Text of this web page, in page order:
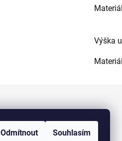
Odmítnout Souhlasím
Materiál
Výška
Facebook